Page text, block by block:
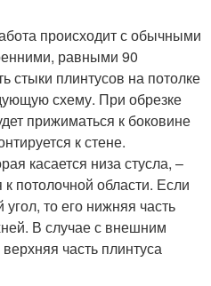
происходит с обычными
равными 90
стыки плинтусов на потолке
схему. При обрезке
прижиматься к боковине
к стене.
касается низа стусла, –
потолочной области. Если
то его нижняя часть
В случае с внешним
часть плинтуса